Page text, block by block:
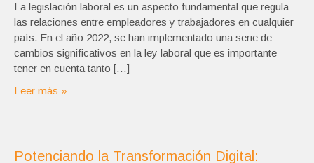
La legislación laboral es un aspecto fundamental que regula
las relaciones entre empleadores y trabajadores en cualquier
país. En el año 2022, se han implementado una serie de
cambios significativos en la ley laboral que es importante
tener en cuenta tanto […]
Leer más »
Potenciando la Transformación Digital: